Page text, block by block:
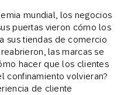
mundial, los negocios
puertas vieron cómo los
sus tiendas de comercio
las marcas se
hacer que los clientes
confinamiento volvieran?
de cliente